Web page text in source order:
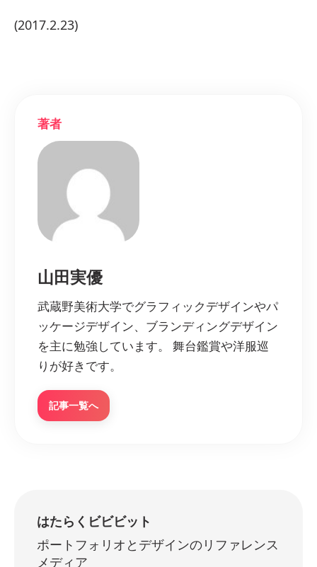
(2017.2.23)
著者
山田実優
武蔵野美術大学でグラフィックデザインやパ
ッケージデザイン、ブランディングデザイン
を主に勉強しています。 舞台鑑賞や洋服巡
りが好きです。
記事一覧へ
はたらくビビビット
ポートフォリオとデザインのリファレンス
メディア